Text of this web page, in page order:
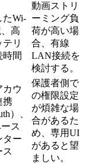
たWi-
高
リ
時間
動画ストリ
ーミング負
荷が高い場
合、有線
LAN接続を
検討する。
カウ
携
）、
ス
ター
ス
保護者側で
の権限設定
が煩雑な場
合があるた
め、専用UI
があると望
ましい。